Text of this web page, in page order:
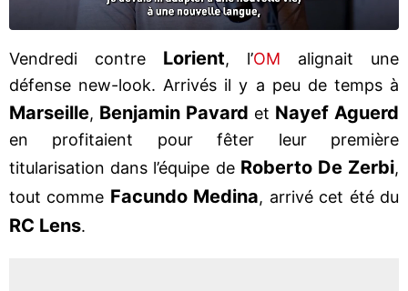
Vendredi contre Lorient, l’OM alignait une
défense new-look. Arrivés il y a peu de temps à
Marseille, Benjamin Pavard et Nayef Aguerd
en profitaient pour fêter leur première
titularisation dans l’équipe de Roberto De Zerbi,
tout comme Facundo Medina, arrivé cet été du
RC Lens.